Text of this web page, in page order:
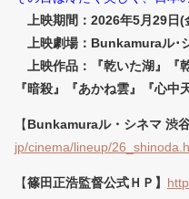
上映期間：2026年5月29日(
上映劇場：Bunkamuraル･
上映作品：『乾いた湖』『
『暗殺』『あかね雲』『心中
【Bunkamuraル・シネマ 渋
jp/cinema/lineup/
【篠田正浩監督公式ＨＰ】